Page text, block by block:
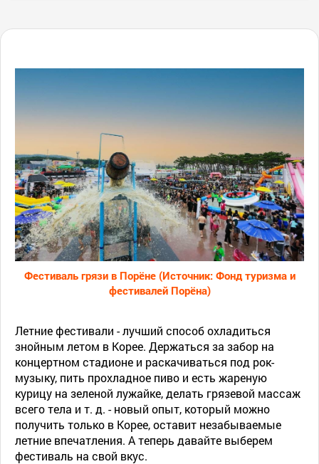
Летние фестивали - лучший способ охладиться
знойным летом в Корее. Держаться за забор на
концертном стадионе и раскачиваться под рок-
музыку, пить прохладное пиво и есть жареную
курицу на зеленой лужайке, делать грязевой массаж
всего тела и т. д. - новый опыт, который можно
получить только в Корее, оставит незабываемые
летние впечатления. А теперь давайте выберем
фестиваль на свой вкус.